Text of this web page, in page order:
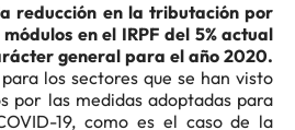
reducción en la tributación por
en el IRPF del 5% actual
general para el año 2020.
los sectores que se han visto
por las medidas adoptadas para
19, como es el caso de la